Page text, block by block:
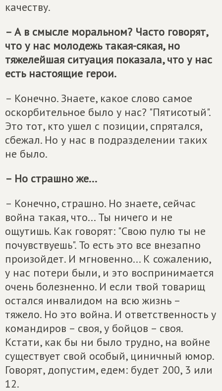
качеству.
– А в смысле моральном? Часто говорят,
что у нас молодежь такая-сякая, но
тяжелейшая ситуация показала, что у нас
есть настоящие герои.
– Конечно. Знаете, какое слово самое
оскорбительное было у нас? "Пятисотый".
Это тот, кто ушел с позиции, спрятался,
сбежал. Но у нас в подразделении таких
не было.
– Но страшно же...
– Конечно, страшно. Но знаете, сейчас
война такая, что... Ты ничего и не
ощутишь. Как говорят: "Свою пулю ты не
почувствуешь". То есть это все внезапно
произойдет. И мгновенно... К сожалению,
у нас потери были, и это воспринимается
очень болезненно. И если твой товарищ
остался инвалидом на всю жизнь –
тяжело. Но это война. И ответственность у
командиров – своя, у бойцов – своя.
Кстати, как бы ни было трудно, на войне
существует свой особый, циничный юмор.
Говорят, допустим, едем: будет 200, 3 или
12.